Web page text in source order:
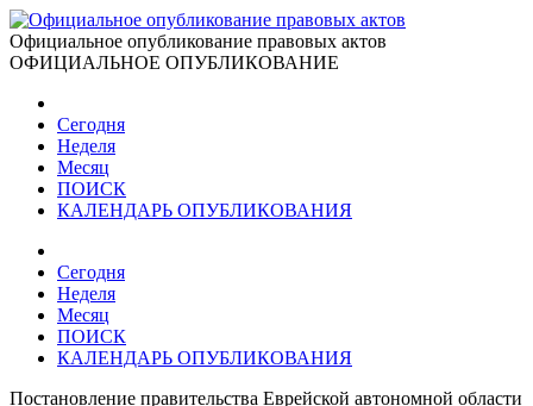
Официальное опубликование правовых актов
ОФИЦИАЛЬНОЕ ОПУБЛИКОВАНИЕ
Сегодня
Неделя
Месяц
ПОИСК
КАЛЕНДАРЬ ОПУБЛИКОВАНИЯ
Сегодня
Неделя
Месяц
ПОИСК
КАЛЕНДАРЬ ОПУБЛИКОВАНИЯ
Постановление правительства Еврейской автономной области